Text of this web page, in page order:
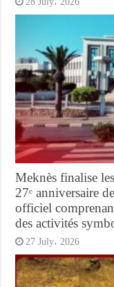
Meknès finalise
27ᵉ anniversaire
officiel
des activités
27 July، 2026